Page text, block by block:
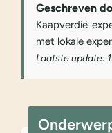
Geschreven
Kaapverdië-
met lokale
Laatste update: